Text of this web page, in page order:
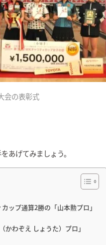
会の表彰式
あげてみましょう。
ップ通算2勝の「山本勲プロ」
わぞえ しょうた）プロ」